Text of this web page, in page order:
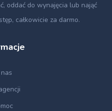
oddać do wynajęcia lub nająć
całkowicie za darmo.